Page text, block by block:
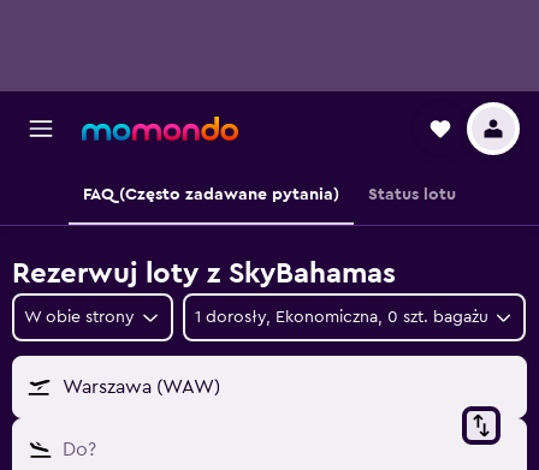
FAQ (Często zadawane pytania) Status lotu
Rezerwuj loty z SkyBahamas
W obie strony 1 dorosły, Ekonomiczna, 0 szt. bagażu
Warszawa (WAW)
Do?